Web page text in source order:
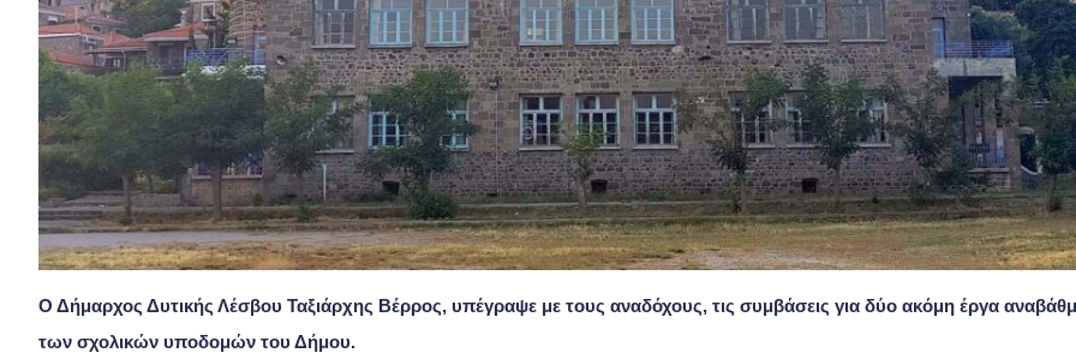
Ο Δήμαρχος Δυτικής Λέσβου Ταξιάρχης Βέρρος, υπέγραψε με τους αναδόχους, τις συμβάσεις για δύο ακόμη έργα
των σχολικών υποδομών του Δήμου.